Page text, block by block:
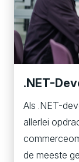
.NET-
Als .NET-
allerlei
de meeste